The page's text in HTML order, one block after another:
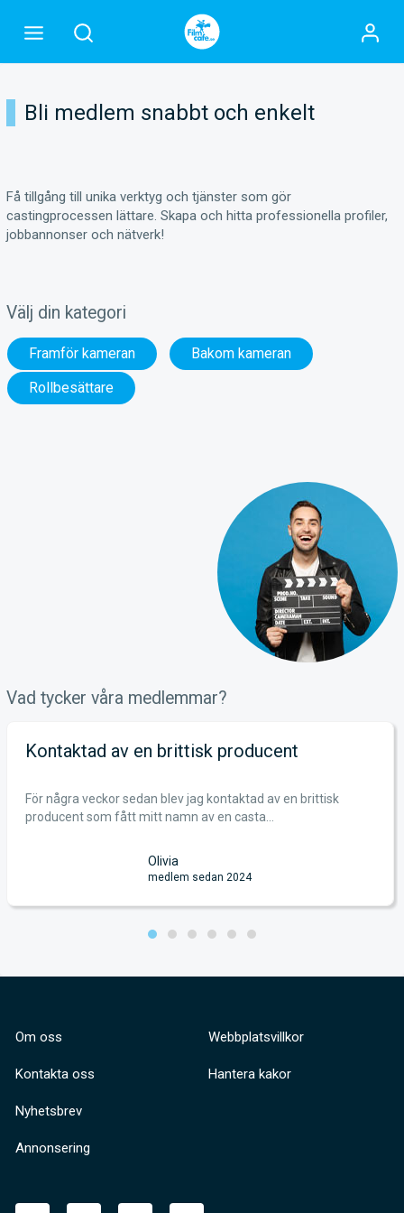
Bli medlem snabbt och enkelt
Få tillgång till unika verktyg och tjänster som gör
castingprocessen lättare. Skapa och hitta professionella profiler,
jobbannonser och nätverk!
Välj din kategori
Framför kameran
Bakom kameran
Rollbesättare
Vad tycker våra medlemmar?
Kontaktad av en brittisk producent
För några veckor sedan blev jag kontaktad av en brittisk
producent som fått mitt namn av en casta...
Olivia
medlem sedan 2024
Om oss
Kontakta oss
Nyhetsbrev
Annonsering
Webbplatsvillkor
Hantera kakor